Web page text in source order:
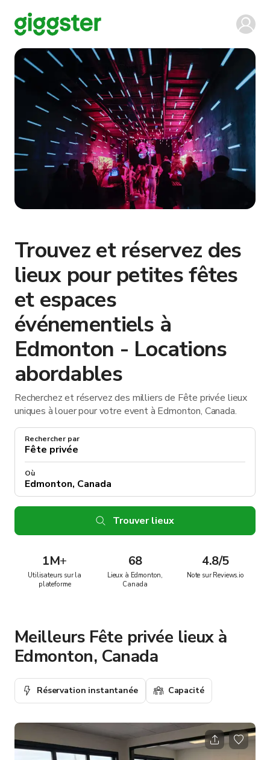
Trouvez et réservez des
lieux pour petites fêtes
et espaces
événementiels à
Edmonton - Locations
abordables
Recherchez et réservez des milliers de Fête privée lieux
uniques à louer pour votre event à Edmonton, Canada.
Rechercher par
Où
Trouver lieux
1M+
Utilisateurs sur la
plateforme
68
Lieux à Edmonton,
Canada
4.8/5
Note sur Reviews.io
Meilleurs Fête privée lieux à
Edmonton, Canada
Réservation instantanée Capacité